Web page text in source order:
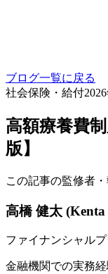
ブログ一覧に戻る
社会保険・給付
高額療養費
版】
この記事の監修者
高橋 健太
ファイナンシャル
金融機関での実務